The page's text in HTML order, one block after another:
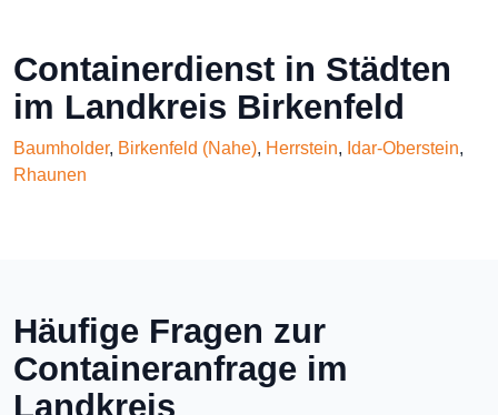
Containerdienst in Städten
im Landkreis Birkenfeld
Baumholder, Birkenfeld (Nahe), Herrstein, Idar-Oberstein,
Rhaunen
Häufige Fragen zur
Containeranfrage im
Landkreis